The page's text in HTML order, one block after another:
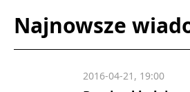
Najnowsze
2016-04-21, 19:00